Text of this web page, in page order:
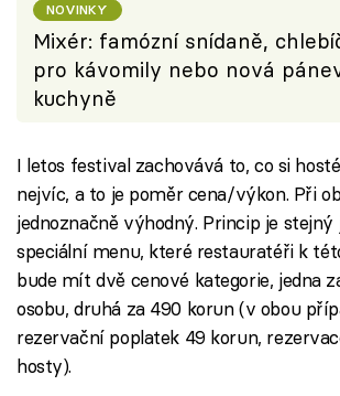
NOVINKY
Mixér: famózní snídaně,
pro kávomily nebo nová
kuchyně
I letos festival zachovává to, co si
nejvíc, a to je poměr cena/výkon. Při
jednoznačně výhodný. Princip je stejný
speciální menu, které restauratéři k
bude mít dvě cenové kategorie, jedna
osobu, druhá za 490 korun (v obou
rezervační poplatek 49 korun,
hosty).